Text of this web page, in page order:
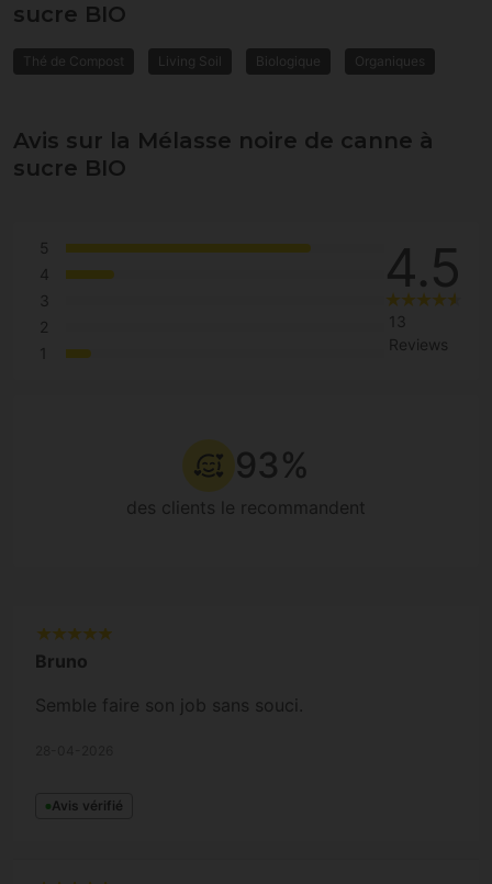
sucre BIO
Thé de Compost Living Soil Biologique Organiques
Avis sur la Mélasse noire de canne à
sucre BIO
5
4
3
2
1
4.5
13
Reviews
93%
des clients le recommandent
Bruno
Semble faire son job sans souci.
Avis vérifié